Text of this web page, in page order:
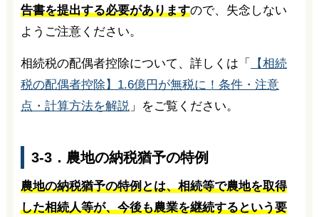
告書を提出する必要がありますので、失念しない
ようご注意ください。
相続税の配偶者控除について、詳しくは「
【相続
税の配偶者控除】1.6億円が無税に！条件・注意
点・計算方法を解説」をご覧ください。
3-3．農地の納税猶予の特例
農地の納税猶予の特例とは、相続等で農地を取得
した相続人等が、今後も農業を継続するという要